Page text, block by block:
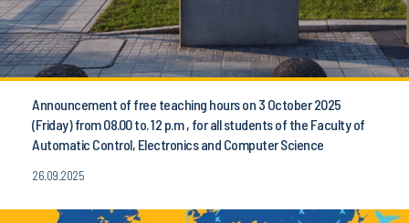
Announcement of free teaching hours on 3 October 2025
(Friday) from 08.00 to. 12 p.m , for all students of the Faculty of
Automatic Control, Electronics and Computer Science
26.09.2025